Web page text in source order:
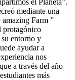
mediante una
amazing Farm ”
protagónico
entorno y
ayudar a
nos
a través del año
más